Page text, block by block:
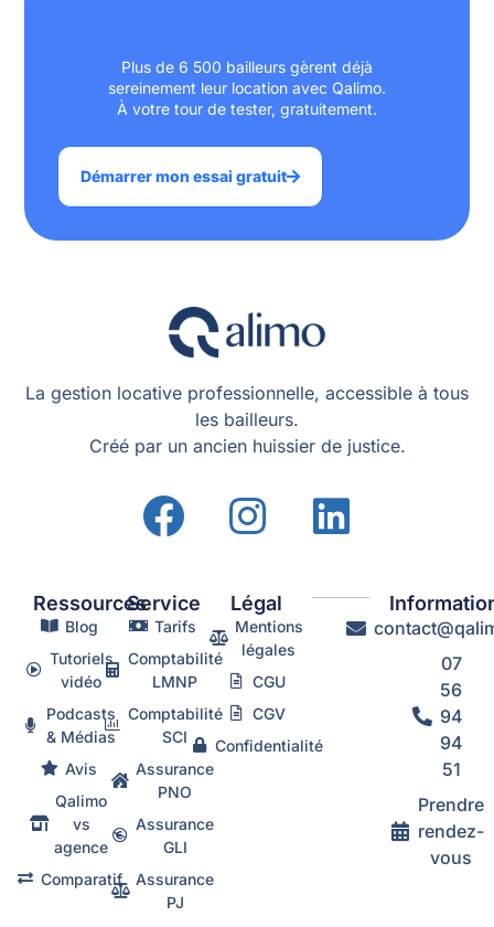
Plus de 6 500 bailleurs gèrent déjà
sereinement leur location avec Qalimo.
À votre tour de tester, gratuitement.
Démarrer mon essai gratuit
La gestion locative professionnelle, accessible à tous
les bailleurs.
Créé par un ancien huissier de justice.
Ressources
Blog
Tutoriels
vidéo
Podcasts
& Médias
Avis
Qalimo
vs
agence
Comparatif
Service
Tarifs
Comptabilité
LMNP
Comptabilité
SCI
Assurance
PNO
Assurance
GLI
Assurance
PJ
Légal
Mentions
légales
CGU
CGV
Confidentialité
07
56
94
94
51
Prendre
rendez-
vous